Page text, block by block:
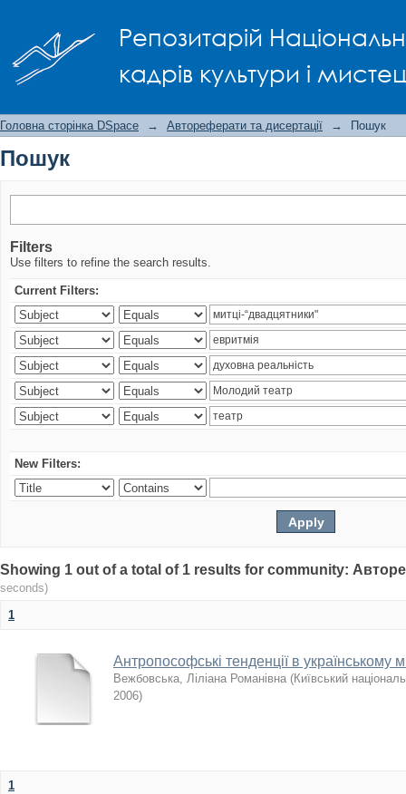
Репозитарій
кадрів культури і
Головна сторінка DSpace → Автореферати та дисертації → Пошук
Пошук
Filters
Use filters to refine the search results.
Current Filters:
New Filters:
Showing 1 out of a total of 1 results for community:
seconds)
1
Антропософські тенденції в українському
Вежбовська, Ліліана Романівна (Київський
2006)
1